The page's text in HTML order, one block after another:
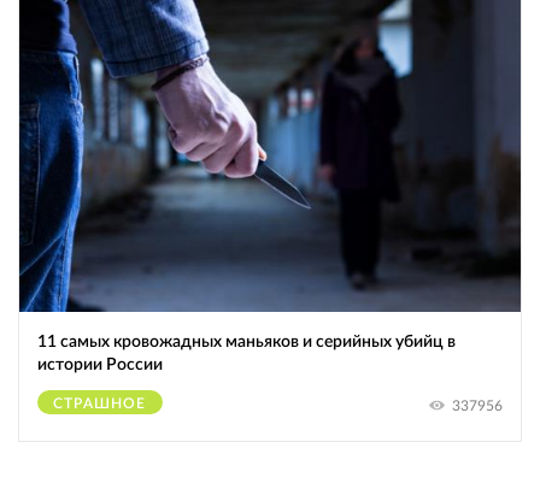
11 самых кровожадных маньяков и серийных убийц в
истории России
СТРАШНОЕ 337956